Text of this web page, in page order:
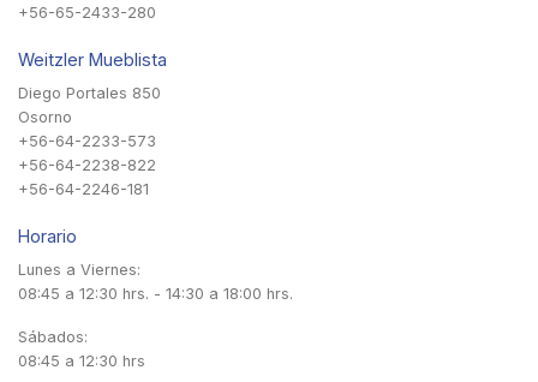
+56-65-2433-280
Weitzler Mueblista
Diego Portales 850
Osorno
+56-64-2233-573
+56-64-2238-822
+56-64-2246-181
Horario
Lunes a Viernes:
08:45 a 12:30 hrs. - 14:30 a 18:00 hrs.
Sábados:
08:45 a 12:30 hrs